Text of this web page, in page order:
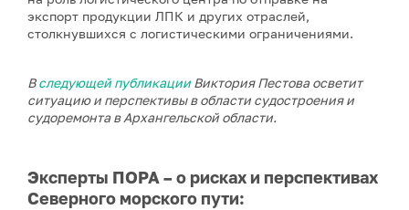
экспорт продукции ЛПК и других отраслей,
столкнувшихся с логистическими ограничениями.
Вследующей публикацииВиктория Пестова осветит
ситуацию и перспективы в области судостроения и
судоремонта в Архангельской области.
Эксперты ПОРА – о рисках и перспективах
Северного морского пути: